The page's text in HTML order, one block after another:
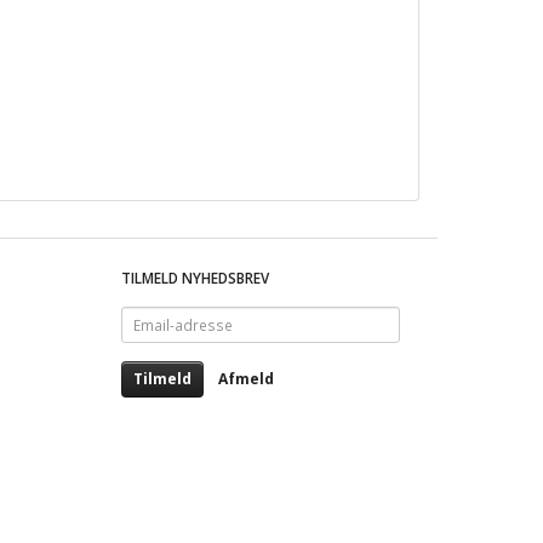
TILMELD NYHEDSBREV
Email-
adresse
Tilmeld Afmeld